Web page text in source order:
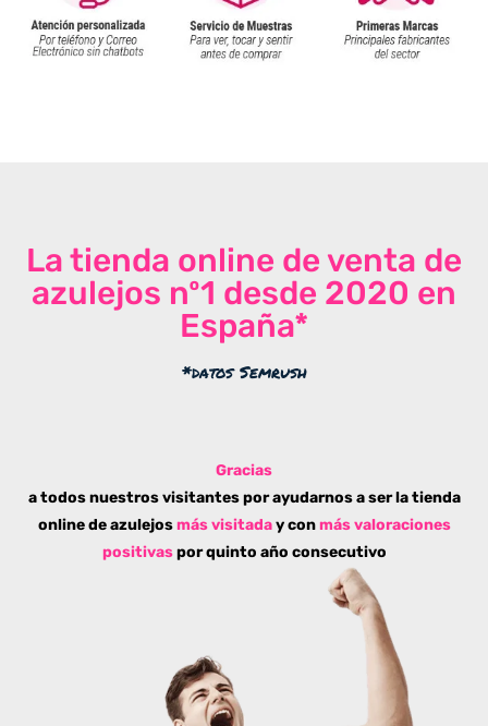
La tienda online de venta de
azulejos nº1 desde 2020 en
España*
*datos Semrush
Gracias
a todos nuestros visitantes por ayudarnos a ser la tienda
online de azulejos más visitaday conmás valoraciones
positivaspor quinto año consecutivo